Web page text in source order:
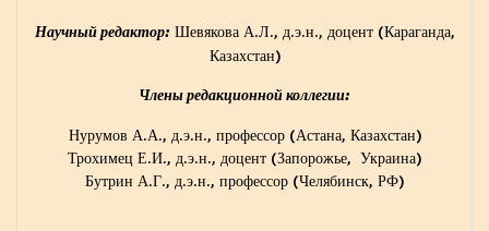
Научный редактор: Шевякова А.Л., д.э.н., доцент (Караганда,
Казахстан)
Члены редакционной коллегии:
Нурумов А.А., д.э.н., профессор (Астана, Казахстан)
Трохимец Е.И., д.э.н., доцент (Запорожье, Украина)
Бутрин А.Г., д.э.н., профессор (Челябинск, РФ)